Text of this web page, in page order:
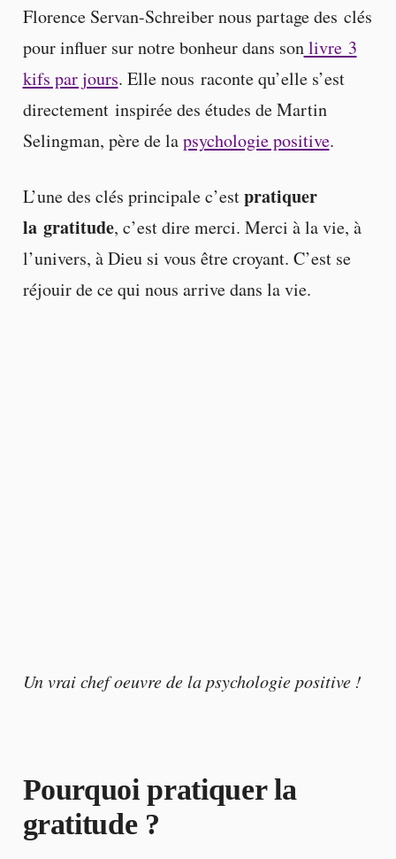
Florence Servan-Schreiber nous partage des clés
pour influer sur notre bonheur dans sonlivre 3
kifs par jours. Elle nous raconte qu’elle s’est
directement inspirée des études de Martin
Selingman, père de lapsychologie positive.
L’une des clés principale c’estpratiquer
la gratitude, c’est dire merci. Merci à la vie, à
l’univers, à Dieu si vous être croyant. C’est se
réjouir de ce qui nous arrive dans la vie.
Un vrai chef oeuvre de la psychologie positive !
Pourquoi pratiquer la
gratitude ?